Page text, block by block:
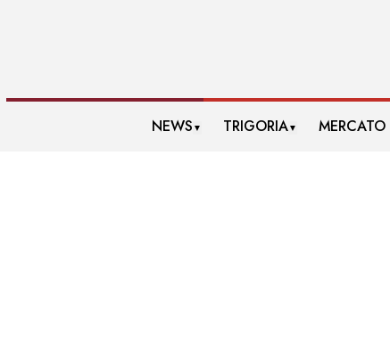
NEWS ▼ TRIGORIA▼ MERCATO